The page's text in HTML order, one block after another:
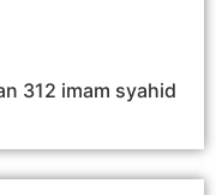
312 imam syahid